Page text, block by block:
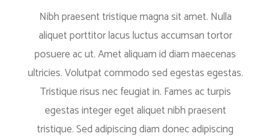
Nibh praesent tristique magna sit amet. Nulla
aliquet porttitor lacus luctus accumsan tortor
posuere ac ut. Amet aliquam id diam maecenas
ultricies. Volutpat commodo sed egestas egestas.
Tristique risus nec feugiat in. Fames ac turpis
egestas integer eget aliquet nibh praesent
tristique. Sed adipiscing diam donec adipiscing